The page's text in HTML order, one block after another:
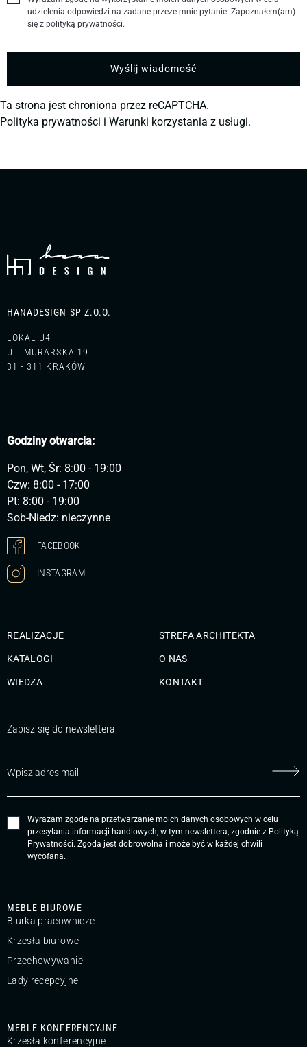
udzielenia odpowiedzi na zadane przeze mnie pytanie. Zapoznałem(am)
się z polityką prywatności.
Ta strona jest chroniona przez reCAPTCHA.
Polityka prywatności i Warunki korzystania z usługi.
HANADESIGN SP Z.O.O.
LOKAL U4
UL. MURARSKA 19
31 - 311 KRAKÓW
Godziny otwarcia:
Pon, Wt, Śr: 8:00 - 19:00
Czw: 8:00 - 17:00
Pt: 8:00 - 19:00
Sob-Niedz: nieczynne
FACEBOOK
INSTAGRAM
MEBLE BIUROWE
Biurka pracownicze
Krzesła biurowe
Przechowywanie
Lady recepcyjne
MEBLE KONFERENCYJNE
Krzesła konferencyjne
REALIZACJE
KATALOGI
WIEDZA
STREFA ARCHITEKTA
O NAS
KONTAKT
Zapisz się do newslettera
Wyrażam zgodę na przetwarzanie moich danych osobowych w celu
przesyłania informacji handlowych, w tym newslettera, zgodnie z Polityką
Prywatności. Zgoda jest dobrowolna i może być w każdej chwili
wycofana.